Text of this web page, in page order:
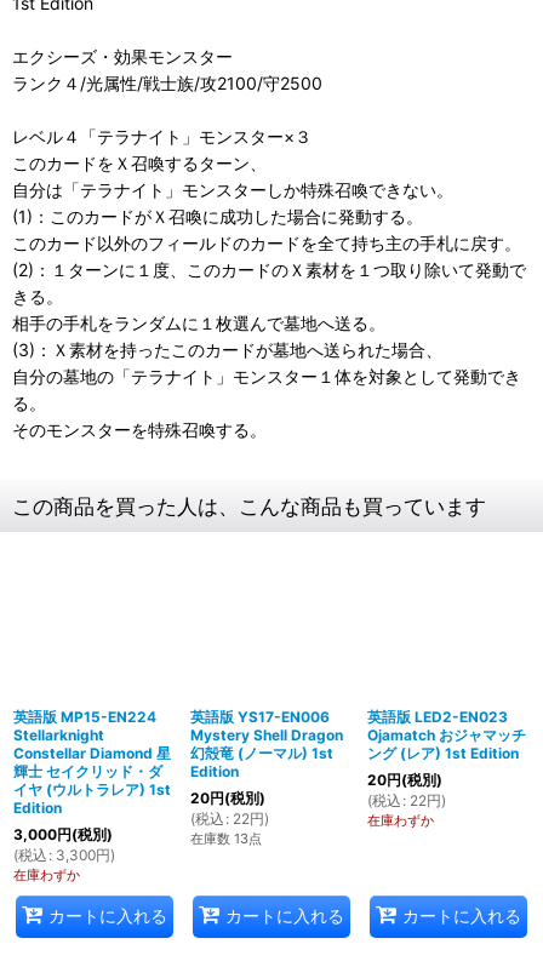
エクシーズ・効果モンスター
ランク４/光属性/戦士族/攻2100/守2500
レベル４「テラナイト」モンスター×３
このカードをＸ召喚するターン、
自分は「テラナイト」モンスターしか特殊召喚できない。
(1)：このカードがＸ召喚に成功した場合に発動する。
このカード以外のフィールドのカードを全て持ち主の手札に戻す。
(2)：１ターンに１度、このカードのＸ素材を１つ取り除いて発動で
きる。
相手の手札をランダムに１枚選んで墓地へ送る。
(3)：Ｘ素材を持ったこのカードが墓地へ送られた場合、
自分の墓地の「テラナイト」モンスター１体を対象として発動でき
る。
そのモンスターを特殊召喚する。
この商品を買った人は、こんな商品も買っています
英語版 MP15-EN224
Stellarknight
Constellar Diamond 星
輝士 セイクリッド・ダ
イヤ (ウルトラレア) 1st
Edition
3,000円(税別)
(税込 : 3,300円)
在庫わずか
カートに入れる
英語版 YS17-EN006
Mystery Shell Dragon
幻殻竜 (ノーマル) 1st
Edition
20円(税別)
(税込 : 22円)
在庫数 13点
カートに入れる
英語版 LED2-EN023
Ojamatch おジャマッチ
ング (レア) 1st Edition
20円(税別)
(税込 : 22円)
在庫わずか
カートに入れる